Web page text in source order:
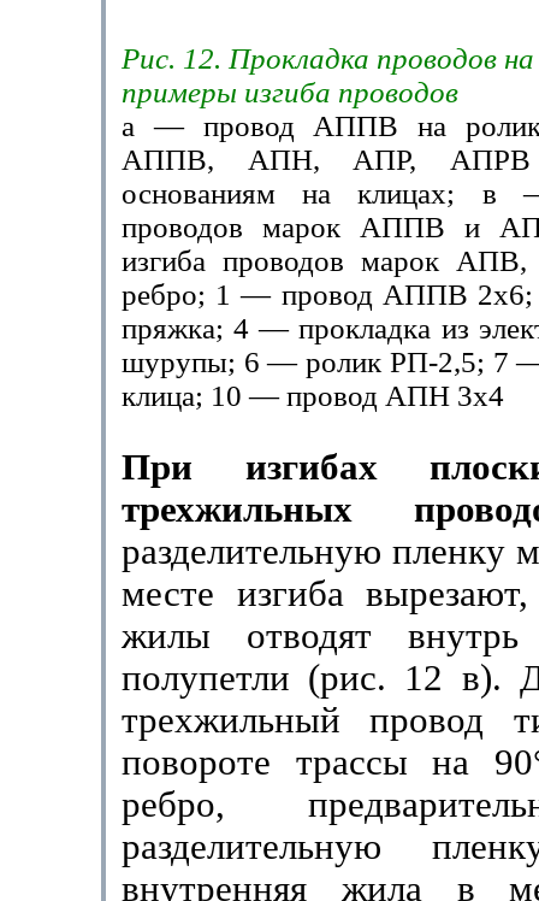
Рис. 12. Прокладка проводов на
примеры изгиба проводов
а — провод АППВ на
АППВ, АПН, АПР, АПРВ
основаниям на клицах; в
проводов марок АППВ и
изгиба проводов марок
ребро; 1 — провод АППВ
пряжка; 4 — прокладка из
шурупы; 6 — ролик РП-2,5; 7
клица; 10 — провод АПН 3x4
При изгибах
трехжильных
разделительную пленку
мес­те изгиба
жилы отводят
полупетли (рис. 12 в).
трехжильный провод
повороте трассы на
ребро,
разделитель­ную
внутренняя жила в